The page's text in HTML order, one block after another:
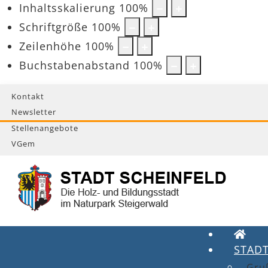
Inhaltsskalierung 100%
Schriftgröße 100%
Zeilenhöhe 100%
Buchstabenabstand 100%
Kontakt
Newsletter
Stellenangebote
VGem